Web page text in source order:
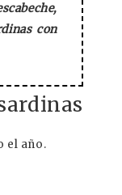
con
el año.